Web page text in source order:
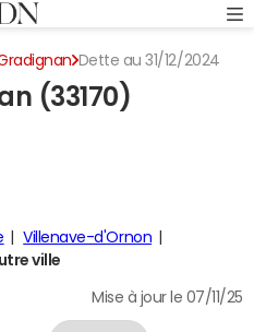
Dette au 31/12/2024
(33170)
Villenave-d'Ornon
ville
Mise à jour le 07/11/25